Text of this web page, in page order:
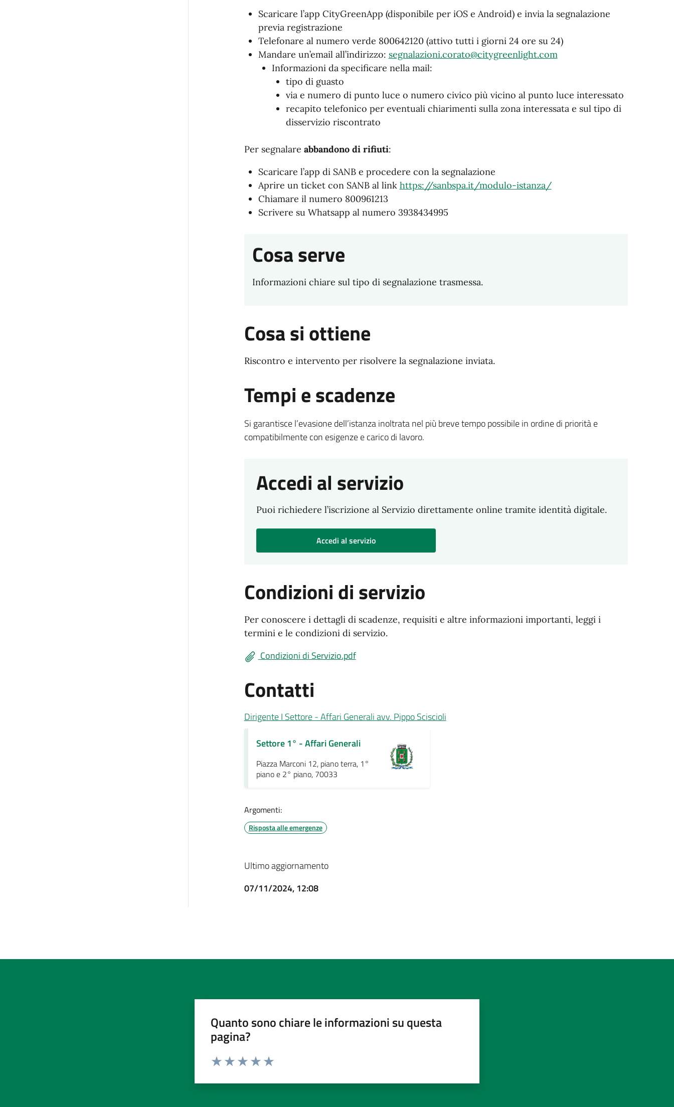
Scaricare l’app CityGreenApp (disponibile per iOS e Android) e invia la segnalazione
previa registrazione
Telefonare al numero verde 800642120 (attivo tutti i giorni 24 ore su 24)
Mandare un’email all’indirizzo: segnalazioni.corato@citygreenlight.com
Informazioni da specificare nella mail:
tipo di guasto
via e numero di punto luce o numero civico più vicino al punto luce interessato
recapito telefonico per eventuali chiarimenti sulla zona interessata e sul tipo di
disservizio riscontrato
Per segnalare abbandono di rifiuti:
Scaricare l’app di SANB e procedere con la segnalazione
Aprire un ticket con SANB al link https://sanbspa.it/modulo-istanza/
Chiamare il numero 800961213
Scrivere su Whatsapp al numero 3938434995
Cosa serve
Informazioni chiare sul tipo di segnalazione trasmessa.
Cosa si ottiene
Riscontro e intervento per risolvere la segnalazione inviata.
Tempi e scadenze
Si garantisce l’evasione dell’istanza inoltrata nel più breve tempo possibile in ordine di priorità e
compatibilmente con esigenze e carico di lavoro.
Accedi al servizio
Puoi richiedere l’iscrizione al Servizio direttamente online tramite identità digitale.
Accedi al servizio
Condizioni di servizio
Per conoscere i dettagli di scadenze, requisiti e altre informazioni importanti, leggi i
termini e le condizioni di servizio.
Condizioni di Servizio.pdf
Contatti
Dirigente I Settore - Affari Generali avv. Pippo Sciscioli
Settore 1° - Affari Generali
Piazza Marconi 12, piano terra, 1°
piano e 2° piano, 70033
Argomenti:
Risposta alle emergenze
Ultimo aggiornamento
07/11/2024, 12:08
Quanto sono chiare le informazioni su questa
pagina?
Valuta da 1 a 5 stelle la pagina